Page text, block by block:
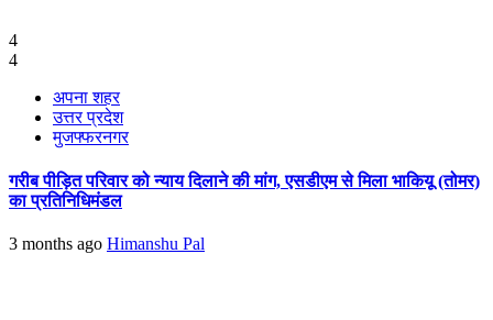
4
4
अपना शहर
उत्तर प्रदेश
मुजफ्फरनगर
गरीब पीड़ित परिवार को न्याय दिलाने की मांग, एसडीएम से मिला भाकियू (तोमर)
का प्रतिनिधिमंडल
3 months ago Himanshu Pal